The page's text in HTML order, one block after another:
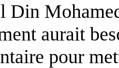
Din
aurait
pour